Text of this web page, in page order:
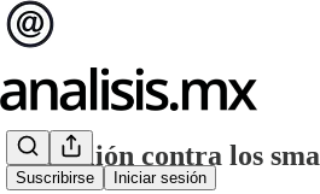
Suscribirse Iniciar sesión
¿Rebelión contra los